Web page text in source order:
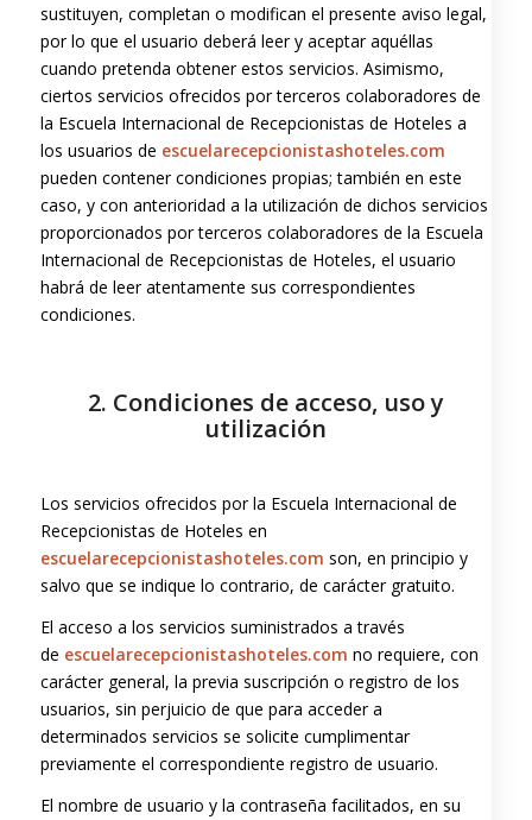
sustituyen, completan o modifican el presente aviso legal,
por lo que el usuario deberá leer y aceptar aquéllas
cuando pretenda obtener estos servicios. Asimismo,
ciertos servicios ofrecidos por terceros colaboradores de
la Escuela Internacional de Recepcionistas de Hoteles a
los usuarios de escuelarecepcionistashoteles.com
pueden contener condiciones propias; también en este
caso, y con anterioridad a la utilización de dichos servicios
proporcionados por terceros colaboradores de la Escuela
Internacional de Recepcionistas de Hoteles, el usuario
habrá de leer atentamente sus correspondientes
condiciones.
2. Condiciones de acceso, uso y
utilización
Los servicios ofrecidos por la Escuela Internacional de
Recepcionistas de Hoteles en
escuelarecepcionistashoteles.com son, en principio y
salvo que se indique lo contrario, de carácter gratuito.
El acceso a los servicios suministrados a través
de escuelarecepcionistashoteles.com no requiere, con
carácter general, la previa suscripción o registro de los
usuarios, sin perjuicio de que para acceder a
determinados servicios se solicite cumplimentar
previamente el correspondiente registro de usuario.
El nombre de usuario y la contraseña facilitados, en su